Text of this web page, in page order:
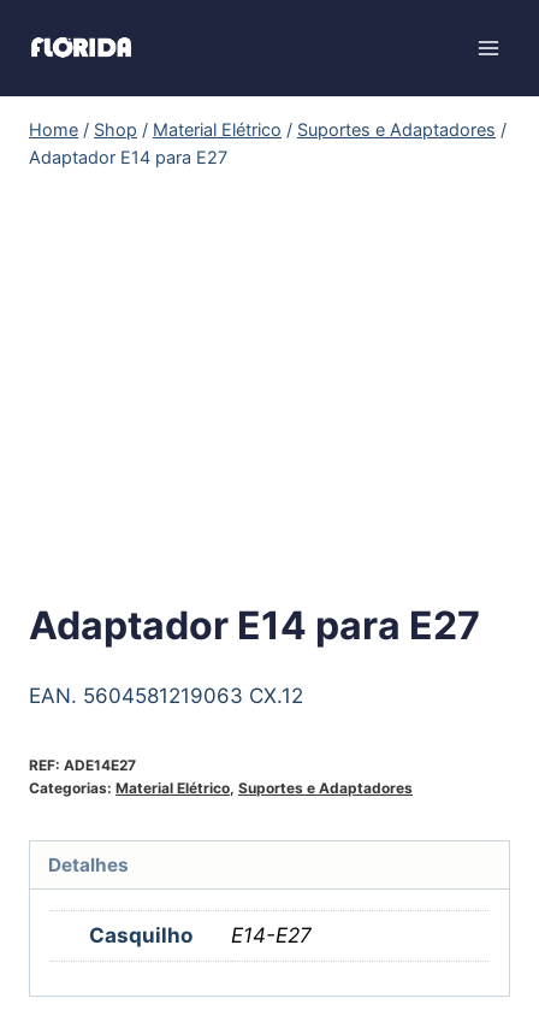
Home / Shop / Material Elétrico / Suportes e Adaptadores /
Adaptador E14 para E27
Adaptador E14 para E27
EAN. 5604581219063 CX.12
REF: ADE14E27
Categorias: Material Elétrico, Suportes e Adaptadores
Detalhes
Casquilho E14-E27